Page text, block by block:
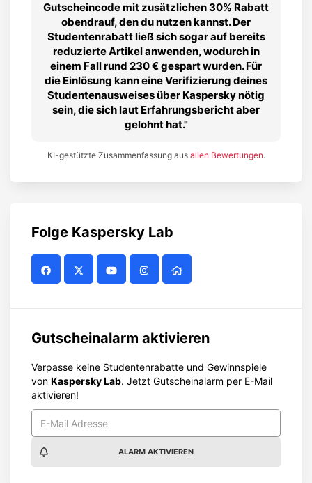
Gutscheincode mit zusätzlichen 30% Rabatt
obendrauf, den du nutzen kannst. Der
Studentenrabatt ließ sich sogar auf bereits
reduzierte Artikel anwenden, wodurch in
einem Fall rund 230 € gespart wurden. Für
die Einlösung kann eine Verifizierung deines
Studentenausweises über Kaspersky nötig
sein, die sich laut Erfahrungsbericht aber
gelohnt hat.
KI-gestützte Zusammenfassung aus allen Bewertungen.
Folge Kaspersky Lab
Gutscheinalarm aktivieren
Verpasse keine Studentenrabatte und Gewinnspiele
von Kaspersky Lab. Jetzt Gutscheinalarm per E-Mail
aktivieren!
ALARM AKTIVIEREN